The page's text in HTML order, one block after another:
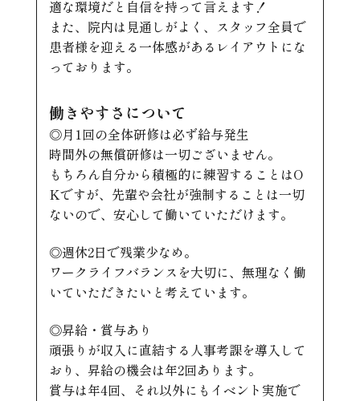
適な環境だと自信を持って言えます！
また、院内は見通しがよく、スタッフ全員で
患者様を迎える一体感があるレイアウトにな
っております。
働きやすさについて
◎月1回の全体研修は必ず給与発生
時間外の無償研修は一切ございません。
もちろん自分から積極的に練習することはO
Kですが、先輩や会社が強制することは一切
ないので、安心して働いていただけます。
◎週休2日で残業少なめ。
ワークライフバランスを大切に、無理なく働
いていただきたいと考えています。
◎昇給・賞与あり
頑張りが収入に直結する人事考課を導入して
おり、昇給の機会は年2回あります。
賞与は年4回、それ以外にもイベント実施で